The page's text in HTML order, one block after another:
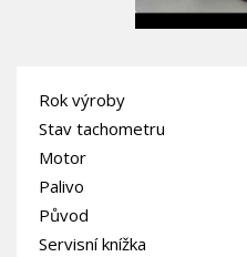
Rok výroby
Stav tachometru
Motor
Palivo
Původ
Servisní knížka